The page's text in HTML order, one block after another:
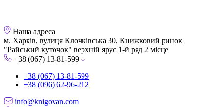
Наша адреса
м. Харків, вулиця Клочківська 30, Книжковий ринок
"Райський куточок" верхній ярус 1-й ряд 2 місце
+38 (067) 13-81-599
+38 (067) 13-81-599
+38 (096) 62-96-212
info@knigovan.com